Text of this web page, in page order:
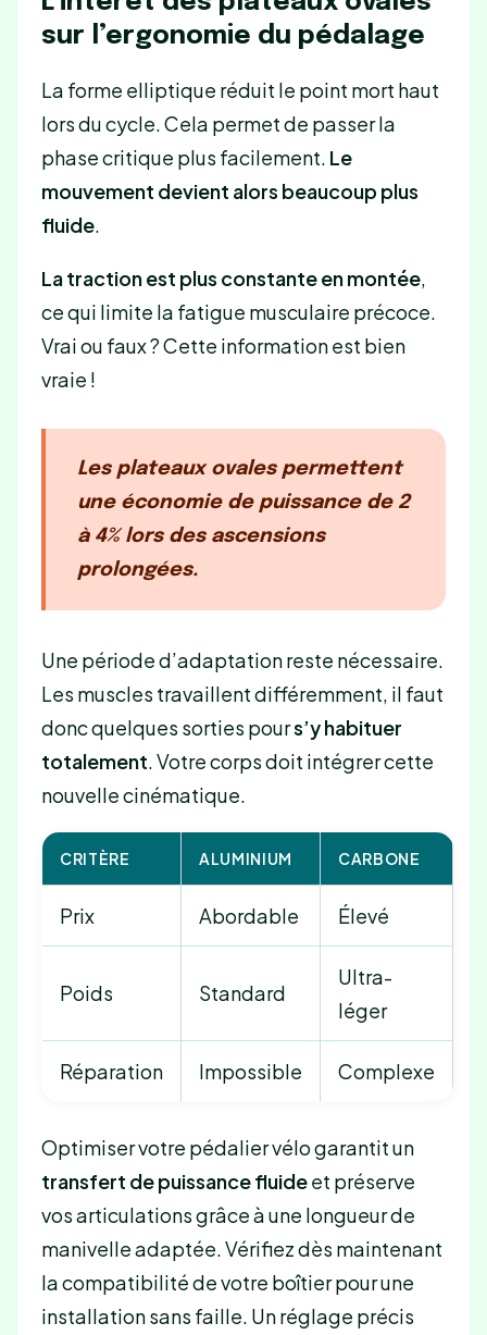
sur l’ergonomie du pédalage
La forme elliptique réduit le point mort haut
lors du cycle. Cela permet de passer la
phase critique plus facilement. Le
mouvement devient alors beaucoup plus
fluide.
La traction est plus constante en montée,
ce qui limite la fatigue musculaire précoce.
Vrai ou faux ? Cette information est bien
vraie !
Les plateaux ovales permettent
une économie de puissance de 2
à 4% lors des ascensions
prolongées.
Une période d’adaptation reste nécessaire.
Les muscles travaillent différemment, il faut
donc quelques sorties pours’y habituer
totalement . Votre corps doit intégrer cette
nouvelle cinématique.
CRITÈRE ALUMINIUM CARBONE
Prix Abordable Élevé
Poids Standard
Ultra-
léger
Réparation Impossible Complexe
Optimiser votre pédalier vélo garantit un
transfert de puissance fluideet préserve
vos articulations grâce à une longueur de
manivelle adaptée. Vérifiez dès maintenant
la compatibilité de votre boîtier pour une
installation sans faille. Un réglage précis